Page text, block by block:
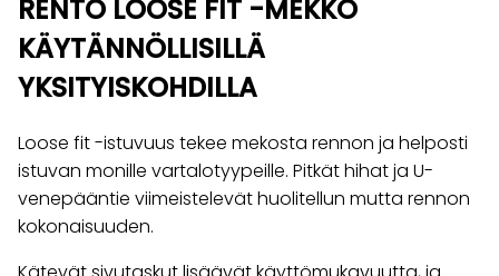
RENTO LOOSE FIT -MEKKO
KÄYTÄNNÖLLISILLÄ
YKSITYISKOHDILLA
Loose fit -istuvuus tekee mekosta rennon ja helposti
istuvan monille vartalotyypeille. Pitkät hihat ja U-
venepääntie viimeistelevät huolitellun mutta rennon
kokonaisuuden.